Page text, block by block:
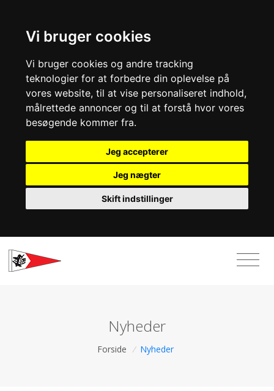
Vi bruger cookies
Vi bruger cookies og andre tracking
teknologier for at forbedre din oplevelse på
vores website, til at vise personaliseret indhold,
målrettede annoncer og til at forstå hvor vores
besøgende kommer fra.
Jeg accepterer
Jeg nægter
Skift indstillinger
Nyheder
Forside / Nyheder